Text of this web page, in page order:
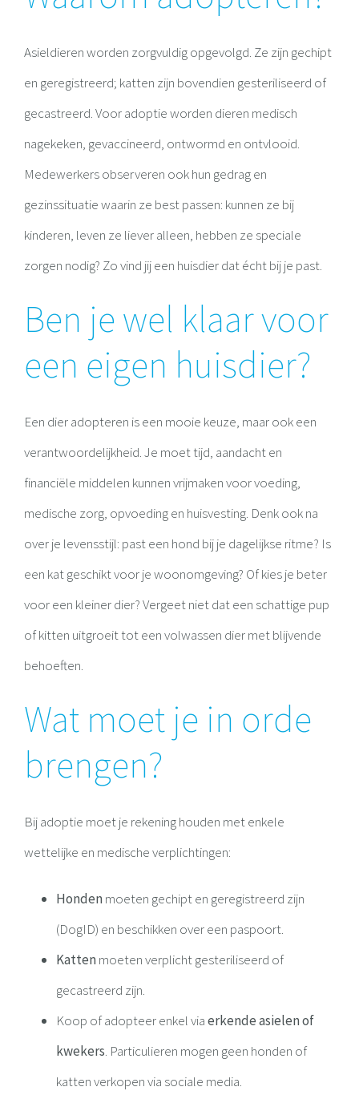
Asieldieren worden zorgvuldig opgevolgd. Ze zijn gechipt
en geregistreerd; katten zijn bovendien gesteriliseerd of
gecastreerd. Voor adoptie worden dieren medisch
nagekeken, gevaccineerd, ontwormd en ontvlooid.
Medewerkers observeren ook hun gedrag en
gezinssituatie waarin ze best passen: kunnen ze bij
kinderen, leven ze liever alleen, hebben ze speciale
zorgen nodig? Zo vind jij een huisdier dat écht bij je past.
Ben je wel klaar voor
een eigen huisdier?
Een dier adopteren is een mooie keuze, maar ook een
verantwoordelijkheid. Je moet tijd, aandacht en
financiële middelen kunnen vrijmaken voor voeding,
medische zorg, opvoeding en huisvesting. Denk ook na
over je levensstijl: past een hond bij je dagelijkse ritme? Is
een kat geschikt voor je woonomgeving? Of kies je beter
voor een kleiner dier? Vergeet niet dat een schattige pup
of kitten uitgroeit tot een volwassen dier met blijvende
behoeften.
Wat moet je in orde
brengen?
Bij adoptie moet je rekening houden met enkele
wettelijke en medische verplichtingen:
Honden moeten gechipt en geregistreerd zijn
(DogID) en beschikken over een paspoort.
Katten moeten verplicht gesteriliseerd of
gecastreerd zijn.
Koop of adopteer enkel viaerkende asielen of
kwekers. Particulieren mogen geen honden of
katten verkopen via sociale media.